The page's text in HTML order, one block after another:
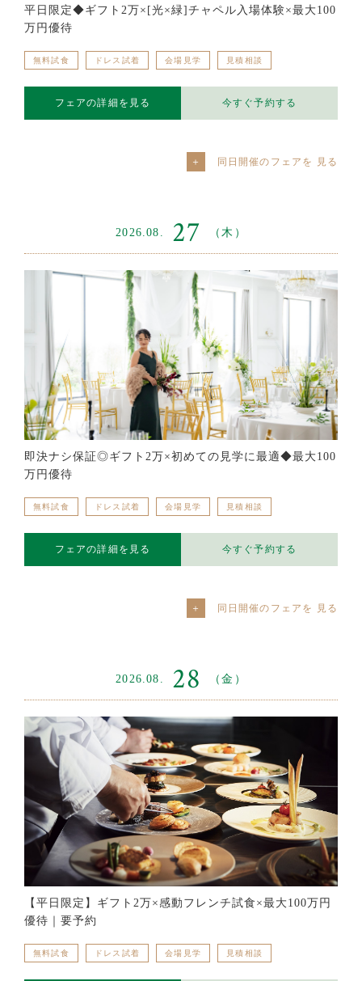
平日限定◆ギフト2万×[光×緑]チャペル入場体験×最大100
万円優待
無料試食 ドレス試着 会場見学 見積相談
フェアの詳細を見る 今すぐ予約する
同日開催のフェアを
2026.08. 27 （木）
即決ナシ保証◎ギフト2万×初めての見学に最適◆最大100
万円優待
無料試食 ドレス試着 会場見学 見積相談
フェアの詳細を見る 今すぐ予約する
同日開催のフェアを
2026.08. 28 （金）
【平日限定】ギフト2万×感動フレンチ試食×最大100万円
優待｜要予約
無料試食 ドレス試着 会場見学 見積相談